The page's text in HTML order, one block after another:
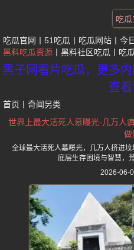
吃瓜
吃瓜官网 51吃瓜 吃瓜网站
今
黑料吃瓜资源
黑料社区吃瓜 吃
黑子网看片吃瓜，更多
查
首页 奇闻另类
世界上最大活死人墓曝光-几万人
做
全球最大活死人墓曝光，几万人挤进
底层生存困境与智慧，
2026-06-